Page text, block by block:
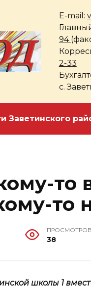
E-mail:
94
2-33
с.
Заветинского
то
то
ПРОСМОТРОВ
38
школы 1